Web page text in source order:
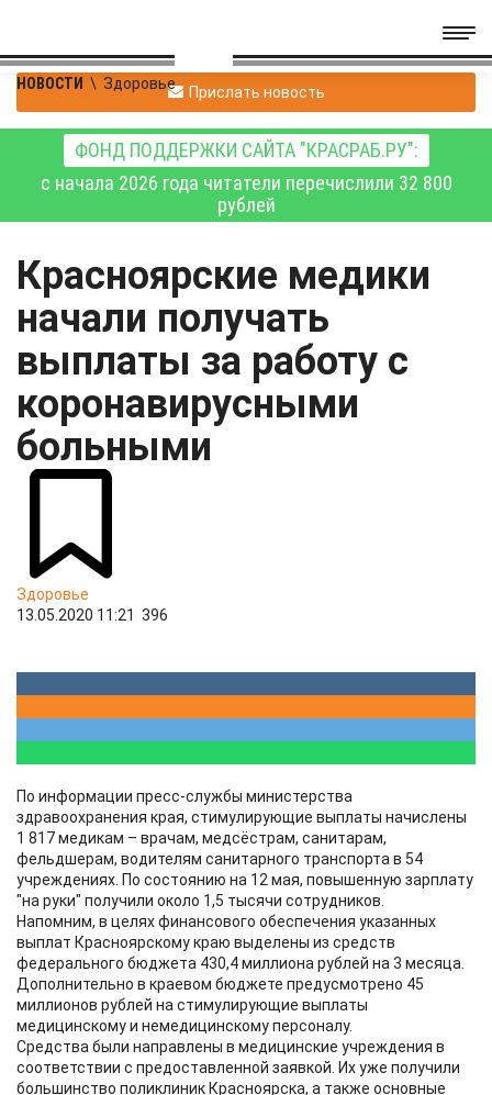
НОВОСТИ \ Здоровье Прислать новость
ФОНД ПОДДЕРЖКИ САЙТА "КРАСРАБ.РУ":
с начала 2026 года читатели перечислили 32 800
рублей
Красноярские медики
начали получать
выплаты за работу с
коронавирусными
больными
Здоровье
13.05.2020 11:21 396
По информации пресс-службы министерства
здравоохранения края, стимулирующие выплаты начислены
1 817 медикам – врачам, медсёстрам, санитарам,
фельдшерам, водителям санитарного транспорта в 54
учреждениях. По состоянию на 12 мая, повышенную зарплату
"на руки" получили около 1,5 тысячи сотрудников.
Напомним, в целях финансового обеспечения указанных
выплат Красноярскому краю выделены из средств
федерального бюджета 430,4 миллиона рублей на 3 месяца.
Дополнительно в краевом бюджете предусмотрено 45
миллионов рублей на стимулирующие выплаты
медицинскому и немедицинскому персоналу.
Средства были направлены в медицинские учреждения в
соответствии с предоставленной заявкой. Их уже получили
большинство поликлиник Красноярска, а также основные